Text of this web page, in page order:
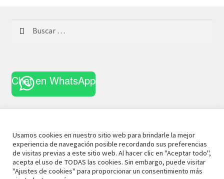
Chat en WhatsApp
© 2021 La Casa CuriosaAviso Legal
Términos y
Condiciones
Política de Privacidad Política de Cookies
Usamos cookies en nuestro sitio web para brindarle la mejor
experiencia de navegación posible recordando sus preferencias
de visitas previas a este sitio web. Al hacer clic en "Aceptar todo",
acepta el uso de TODAS las cookies. Sin embargo, puede visitar
"Ajustes de cookies" para proporcionar un consentimiento más